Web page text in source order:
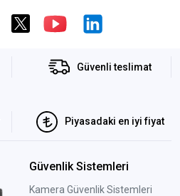
Güvenli teslimat
Piyasadaki en iyi fiyat
Güvenlik Sistemleri
Kamera Güvenlik Sistemleri